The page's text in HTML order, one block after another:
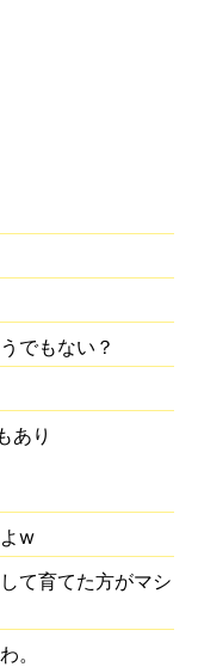
でもない？
あり
w
て育てた方がマシ
。